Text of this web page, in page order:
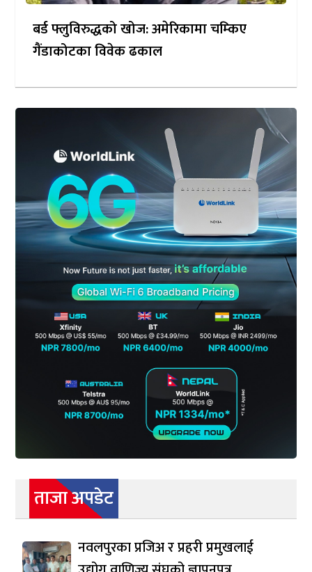
बर्ड फ्लुविरुद्धको खोज: अमेरिकामा चम्किए
गैंडाकोटका विवेक ढकाल
ताजा अपडेट
नवलपुरका प्रजिअ र प्रहरी प्रमुखलाई